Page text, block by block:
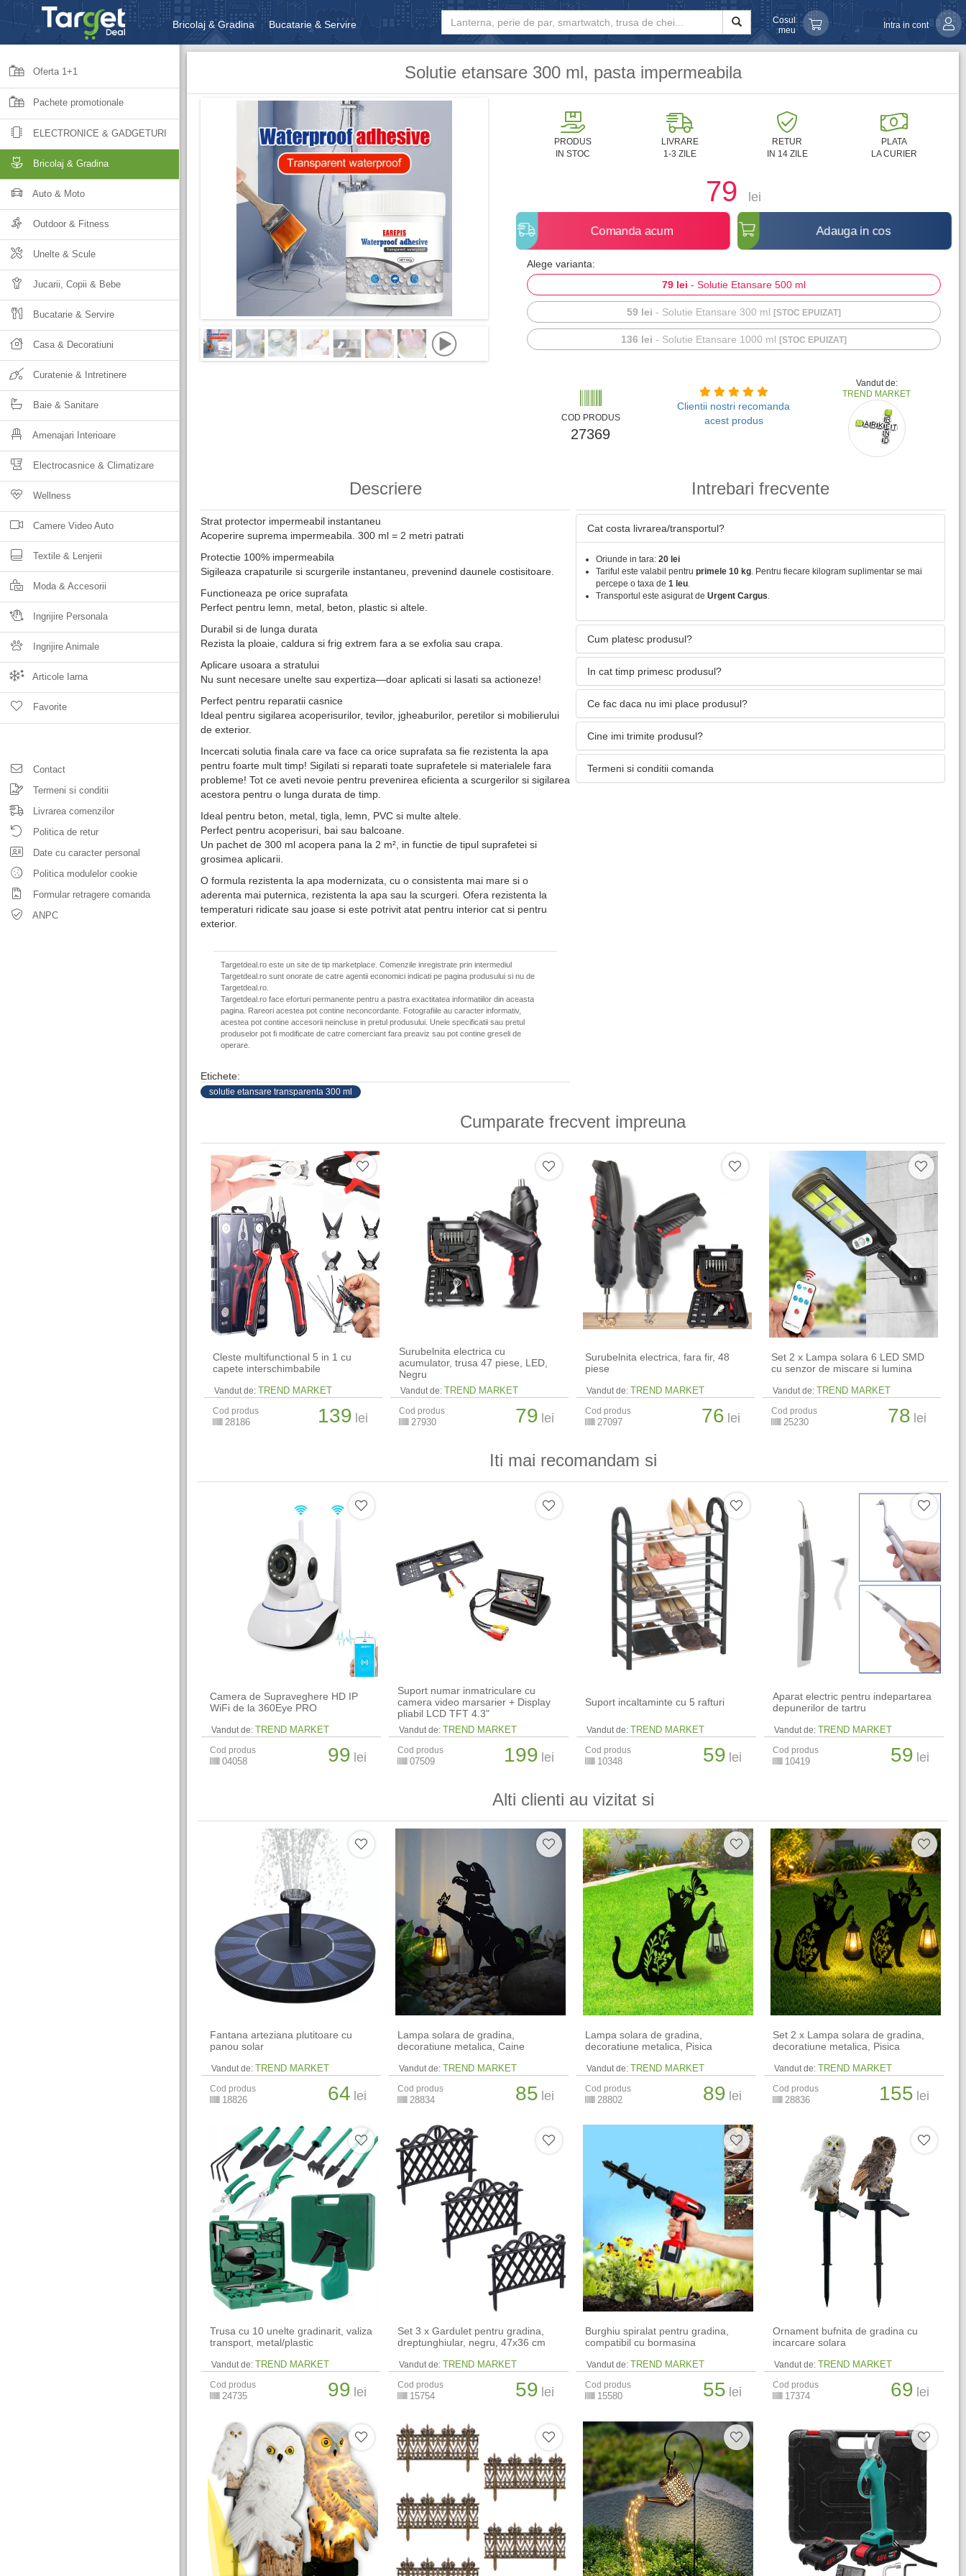
Bricolaj & Gradina Bucatarie & Servire
Unelte & Scule Jucarii, Copii & Bebe
Cosul
meu
Intra in cont
Oferta 1+1
Pachete promotionale
ELECTRONICE & GADGETURI
Bricolaj & Gradina
Auto & Moto
Outdoor & Fitness
Unelte & Scule
Jucarii, Copii & Bebe
Bucatarie & Servire
Casa & Decoratiuni
Curatenie & Intretinere
Baie & Sanitare
Amenajari Interioare
Electrocasnice & Climatizare
Wellness
Camere Video Auto
Textile & Lenjerii
Moda & Accesorii
Ingrijire Personala
Ingrijire Animale
Articole Iarna
Favorite
Contact
Termeni si conditii
Livrarea comenzilor
Politica de retur
Date cu caracter personal
Politica modulelor cookie
Formular retragere comanda
ANPC
Solutie etansare 300 ml, pasta impermeabila
PRODUS
IN STOC
LIVRARE
1-3 ZILE
RETUR
IN 14 ZILE
PLATA
LA CURIER
79 lei
Comanda acum Adauga in cos
Alege varianta:
79 lei - Solutie Etansare 500 ml
59 lei - Solutie Etansare 300 ml [STOC EPUIZAT]
136 lei - Solutie Etansare 1000 ml [STOC EPUIZAT]
COD PRODUS
27369
Clientii nostri recomanda
acest produs
Vandut de:
TREND MARKET
Descriere
Strat protector impermeabil instantaneu
Acoperire suprema impermeabila. 300 ml = 2 metri patrati
Protectie 100% impermeabila
Sigileaza crapaturile si scurgerile instantaneu, prevenind daunele costisitoare.
Functioneaza pe orice suprafata
Perfect pentru lemn, metal, beton, plastic si altele.
Durabil si de lunga durata
Rezista la ploaie, caldura si frig extrem fara a se exfolia sau crapa.
Aplicare usoara a stratului
Nu sunt necesare unelte sau expertiza—doar aplicati si lasati sa actioneze!
Perfect pentru reparatii casnice
Ideal pentru sigilarea acoperisurilor, tevilor, jgheaburilor, peretilor si mobilierului
de exterior.
Incercati solutia finala care va face ca orice suprafata sa fie rezistenta la apa
pentru foarte mult timp! Sigilati si reparati toate suprafetele si materialele fara
probleme! Tot ce aveti nevoie pentru prevenirea eficienta a scurgerilor si sigilarea
acestora pentru o lunga durata de timp.
Ideal pentru beton, metal, tigla, lemn, PVC si multe altele.
Perfect pentru acoperisuri, bai sau balcoane.
Un pachet de 300 ml acopera pana la 2 m², in functie de tipul suprafetei si
grosimea aplicarii.
O formula rezistenta la apa modernizata, cu o consistenta mai mare si o
aderenta mai puternica, rezistenta la apa sau la scurgeri. Ofera rezistenta la
temperaturi ridicate sau joase si este potrivit atat pentru interior cat si pentru
exterior.
Targetdeal.ro este un site de tip marketplace. Comenzile inregistrate prin intermediul
Targetdeal.ro sunt onorate de catre agentii economici indicati pe pagina produsului si nu de
Targetdeal.ro.
Targetdeal.ro face eforturi permanente pentru a pastra exactitatea informatiilor din aceasta
pagina. Rareori acestea pot contine neconcordante. Fotografiile au caracter informativ,
acestea pot contine accesorii neincluse in pretul produsului. Unele specificatii sau pretul
produselor pot fi modificate de catre comerciant fara preaviz sau pot contine greseli de
operare.
Etichete:
solutie etansare transparenta 300 ml
Intrebari frecvente
Cat costa livrarea/transportul?
Oriunde in tara: 20 lei
Tariful este valabil pentru primele 10 kg. Pentru fiecare kilogram suplimentar se mai
percepe o taxa de 1 leu.
Transportul este asigurat de Urgent Cargus.
Cum platesc produsul?
In cat timp primesc produsul?
Ce fac daca nu imi place produsul?
Cine imi trimite produsul?
Termeni si conditii comanda
Cumparate frecvent impreuna
Cleste multifunctional 5 in 1 cu
capete interschimbabile
Vandut de: TREND MARKET
Cod produs
28186 139 lei
Surubelnita electrica cu
acumulator, trusa 47 piese, LED,
Negru
Vandut de: TREND MARKET
Cod produs
27930 79 lei
Surubelnita electrica, fara fir, 48
piese
Vandut de: TREND MARKET
Cod produs
27097 76 lei
Set 2 x Lampa solara 6 LED SMD
cu senzor de miscare si lumina
Vandut de: TREND MARKET
Cod produs
25230 78 lei
Iti mai recomandam si
Camera de Supraveghere HD IP
WiFi de la 360Eye PRO
Vandut de: TREND MARKET
Cod produs
04058 99 lei
Suport numar inmatriculare cu
camera video marsarier + Display
pliabil LCD TFT 4.3"
Vandut de: TREND MARKET
Cod produs
07509 199 lei
Suport incaltaminte cu 5 rafturi
Vandut de: TREND MARKET
Cod produs
10348 59 lei
Aparat electric pentru indepartarea
depunerilor de tartru
Vandut de: TREND MARKET
Cod produs
10419 59 lei
Alti clienti au vizitat si
Fantana arteziana plutitoare cu
panou solar
Vandut de: TREND MARKET
Cod produs
18826 64 lei
Lampa solara de gradina,
decoratiune metalica, Caine
Vandut de: TREND MARKET
Cod produs
28834 85 lei
Lampa solara de gradina,
decoratiune metalica, Pisica
Vandut de: TREND MARKET
Cod produs
28802 89 lei
Set 2 x Lampa solara de gradina,
decoratiune metalica, Pisica
Vandut de: TREND MARKET
Cod produs
28836 155 lei
Trusa cu 10 unelte gradinarit, valiza
transport, metal/plastic
Vandut de: TREND MARKET
Cod produs
24735 99 lei
Set 3 x Gardulet pentru gradina,
dreptunghiular, negru, 47x36 cm
Vandut de: TREND MARKET
Cod produs
15754 59 lei
Burghiu spiralat pentru gradina,
compatibil cu bormasina
Vandut de: TREND MARKET
Cod produs
15580 55 lei
Ornament bufnita de gradina cu
incarcare solara
Vandut de: TREND MARKET
Cod produs
17374 69 lei